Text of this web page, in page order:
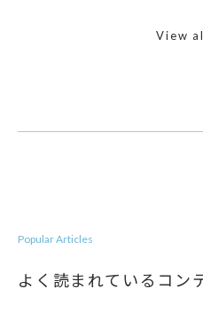
View
Popular Articles
よく読まれているコン